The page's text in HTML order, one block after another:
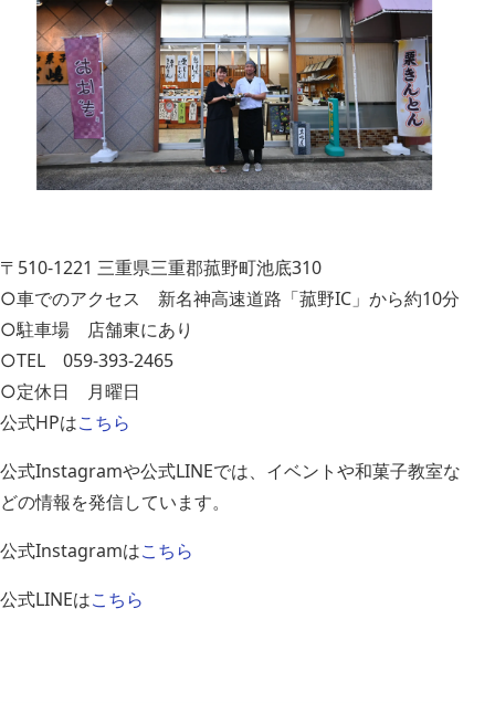
〒510-1221 三重県三重郡菰野町池底310
○車でのアクセス 新名神高速道路「菰野IC」から約10分
○駐車場 店舗東にあり
○TEL 059-393-2465
○定休日 月曜日
公式HPはこちら
公式Instagramや公式LINEでは、イベントや和菓子教室な
どの情報を発信しています。
公式Instagramはこちら
公式LINEはこちら